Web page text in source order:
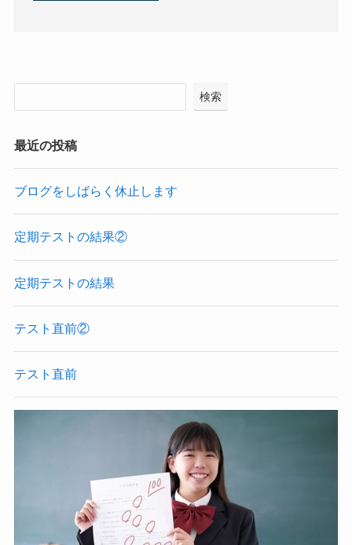
検索
最近の投稿
ブログをしばらく休止します
定期テストの結果②
定期テストの結果
テスト直前②
テスト直前